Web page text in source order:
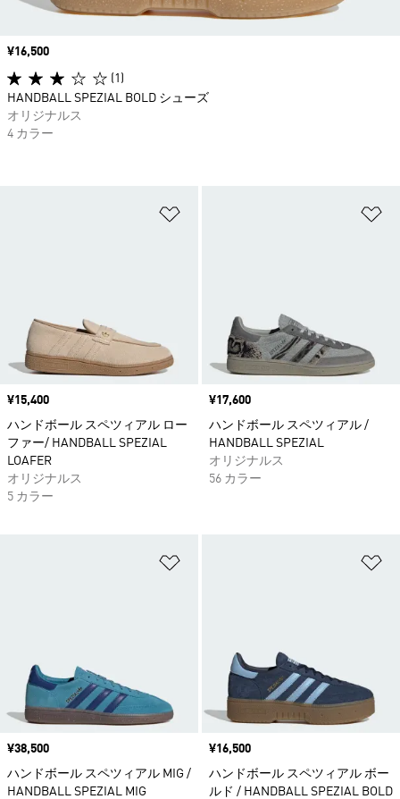
価格
¥15,400
ハンドボール スペツィアル ロー
ファー/ HANDBALL SPEZIAL
LOAFER
オリジナルス
5 カラー
価格
¥17,600
ハンドボール スペツィアル /
HANDBALL SPEZIAL
オリジナルス
56 カラー
価格
¥38,500
ハンドボール スペツィアル MIG /
HANDBALL SPEZIAL MIG
価格
¥16,500
ハンドボール スペツィアル ボー
ルド / HANDBALL SPEZIAL BOLD
価格
¥16,500
(1)
HANDBALL SPEZIAL BOLD シューズ
オリジナルス
4 カラー